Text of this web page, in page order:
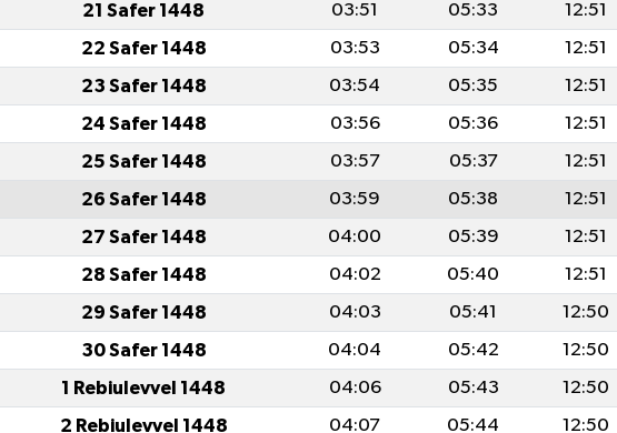
21 Safer 1448 03:51 05:33 12:51
22 Safer 1448 03:53 05:34 12:51
23 Safer 1448 03:54 05:35 12:51
24 Safer 1448 03:56 05:36 12:51
25 Safer 1448 03:57 05:37 12:51
26 Safer 1448 03:59 05:38 12:51
27 Safer 1448 04:00 05:39 12:51
28 Safer 1448 04:02 05:40 12:51
29 Safer 1448 04:03 05:41 12:50
30 Safer 1448 04:04 05:42 12:50
1 Rebiulevvel 1448 04:06 05:43 12:50
2 Rebiulevvel 1448 04:07 05:44 12:50